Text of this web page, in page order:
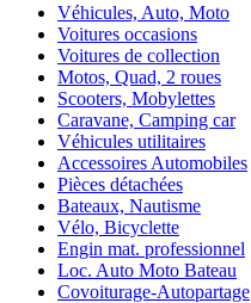
Véhicules, Auto, Moto
Voitures occasions
Voitures de collection
Motos, Quad, 2 roues
Scooters, Mobylettes
Caravane, Camping car
Véhicules utilitaires
Accessoires Automobiles
Pièces détachées
Bateaux, Nautisme
Vélo, Bicyclette
Engin mat. professionnel
Loc. Auto Moto Bateau
Covoiturage-Autopartage